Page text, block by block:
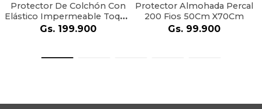
Protector De Colchón Con
Elástico Impermeable Toque
Acetinado - 1 58M X 1 98M X
Gs. 199.900
Protector Almohada Percal
200 Fios 50Cm X70Cm
Gs. 99.900